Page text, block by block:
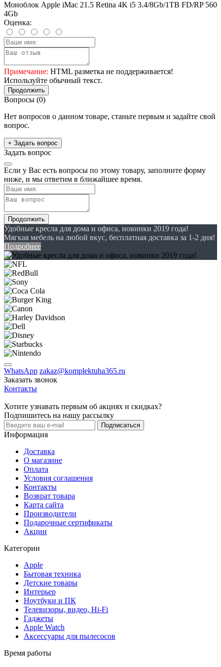
Моноблок Apple iMac 21.5 Retina 4K i5 3.4/8Gb/1TB FD/RP 560
4Gb
Оценка:
Примечание: HTML разметка не поддерживается!
Используйте обычный текст.
Продолжить
Вопросы (0)
Нет вопросов о данном товаре, станьте первым и задайте свой
вопрос.
+ Задать вопрос
Задать вопрос
Если у Вас есть вопросы по этому товару, заполните форму
ниже, и мы ответим в ближайшее время.
Продолжить
Удобные кресла для дома и офиса, новинки 2019 года!
Мягкая мебель на любой вкус, бесплатная доставка за 1-2 дня!
Подробнее
WhatsApp zakaz@komplektuha365.ru
Заказать звонок
Контакты
Хотите узнавать первым об акциях и скидках?
Подпишитесь на нашу рассылку
Подписаться
Информация
Доставка
О магазине
Оплата
Условия соглашения
Контакты
Возврат товара
Карта сайта
Производители
Подарочные сертификаты
Акции
Категории
Apple
Бытовая техника
Детские товары
Интерьер
Ноутбуки и ПК
Телевизоры, видео, Hi-Fi
Гаджеты
Apple Watch
Аксессуары для пылесосов
Время работы